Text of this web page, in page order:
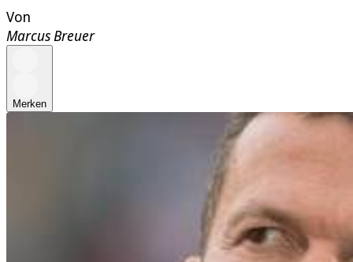
Von
Marcus Breuer
Merken